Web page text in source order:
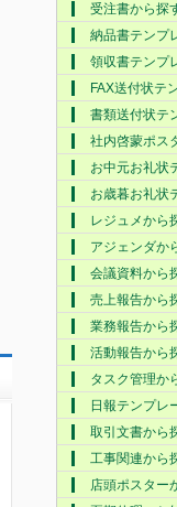
受注書から探
納品書テンプ
領収書テンプ
FAX送付状テ
書類送付状テ
社内啓蒙ポス
お中元お礼状
お歳暮お礼状
レジュメから
アジェンダか
会議資料から
売上報告から
業務報告から
活動報告から
タスク管理か
日報テンプレ
取引文書から
工事関連から
店頭ポスター